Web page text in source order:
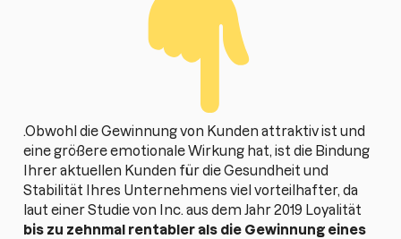
.Obwohl die Gewinnung von Kunden attraktiv ist und
eine größere emotionale Wirkung hat, ist die Bindung
Ihrer aktuellen Kunden für die Gesundheit und
Stabilität Ihres Unternehmens viel vorteilhafter, da
laut einer Studie von Inc. aus dem Jahr 2019 Loyalität
bis zu zehnmal rentabler als die Gewinnung eines